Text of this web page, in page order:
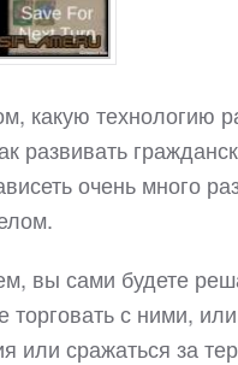
какую технологию
развивать
очень много
вы сами будете
с ними,
или сражаться за